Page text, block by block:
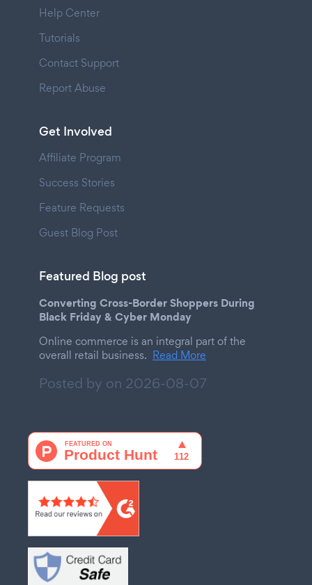
Help Center
Tutorials
Contact Support
Report Abuse
Get Involved
Affiliate Program
Success Stories
Feature Requests
Guest Blog Post
Featured Blog post
Converting Cross-Border Shoppers During
Black Friday & Cyber Monday
Online commerce is an integral part of the
overall retail business. Read More
Posted by on 2026-08-07